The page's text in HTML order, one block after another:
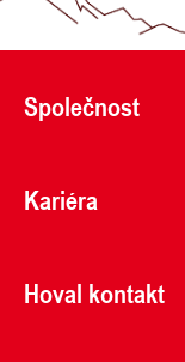
Společnost
Kariéra
Hoval kontakt